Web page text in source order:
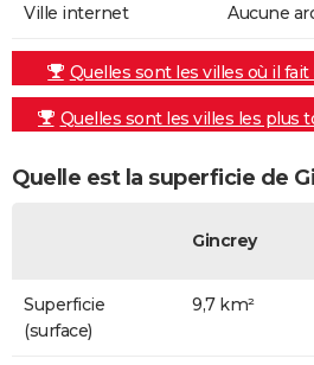
Ville internet Aucune
Quelles sont les villes où il
Quelles sont les villes les plus
Quelle est la superficie de
Gincrey
Superficie
(surface)
9,7 km²